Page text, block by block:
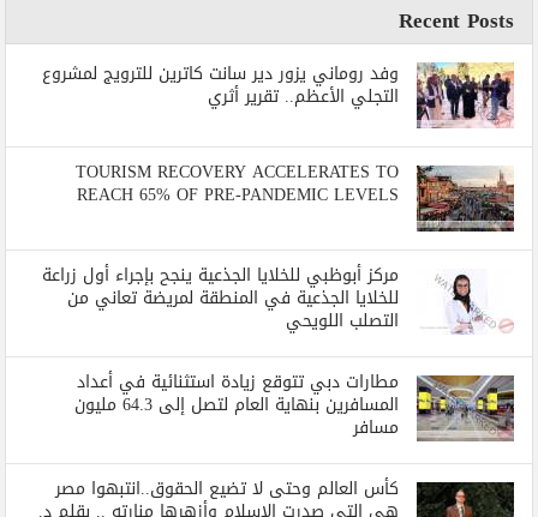
Recent Posts
وفد روماني يزور دير سانت كاترين للترويج لمشروع
التجلي الأعظم.. تقرير أثري
TOURISM RECOVERY ACCELERATES TO
REACH 65% OF PRE-PANDEMIC LEVELS
مركز أبوظبي للخلايا الجذعية ينجح بإجراء أول زراعة
للخلايا الجذعية في المنطقة لمريضة تعاني من
التصلب اللويحي
مطارات دبي تتوقع زيادة استثنائية في أعداد
المسافرين بنهاية العام لتصل إلى 64.3 مليون
مسافر
كأس العالم وحتى لا تضيع الحقوق..انتبهوا مصر